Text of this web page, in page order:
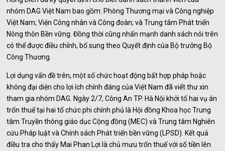
nhóm DAG Việt Nam bao gồm: Phòng Thương mại và Công nghiệp
Việt Nam; Viện Công nhân và Công đoàn; và Trung tâm Phát triển
Nông thôn Bền vững. Đồng thời cũng nhấn mạnh danh sách nói trên
có thể được điều chỉnh, bổ sung theo Quyết định của Bộ trưởng Bộ
Công Thương.
Lợi dụng vấn đề trên, một số chức hoạt động bất hợp pháp hoặc
không đại diện cho lợi ích chính đáng của Việt Nam đã viết thư xin
tham gia nhóm DAG. Ngày 2/7, Công An TP. Hà Nội khởi tố hai vụ án
trốn thuế tại hai tổ chức phi chính phủ là Hội đồng Khoa học Trung
tâm Truyền thông giáo dục Cộng đồng (MEC) và Trung tâm Nghiên
cứu Pháp luật và Chính sách Phát triển bền vững (LPSD). Kết quả
điều tra cho thấy Mai Phan Lợi là chủ mưu trốn thuế với số tiền lên